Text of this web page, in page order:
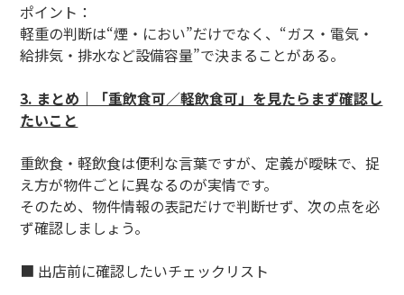
ポイント：
軽重の判断は“煙・におい”だけでなく、“ガス・電気・
給排気・排水など設備容量”で決まることがある。
3. まとめ｜「重飲食可／軽飲食可」を見たらまず確認し
たいこと
重飲食・軽飲食は便利な言葉ですが、定義が曖昧で、捉
え方が物件ごとに異なるのが実情です。
そのため、物件情報の表記だけで判断せず、次の点を必
ず確認しましょう。
■ 出店前に確認したいチェックリスト